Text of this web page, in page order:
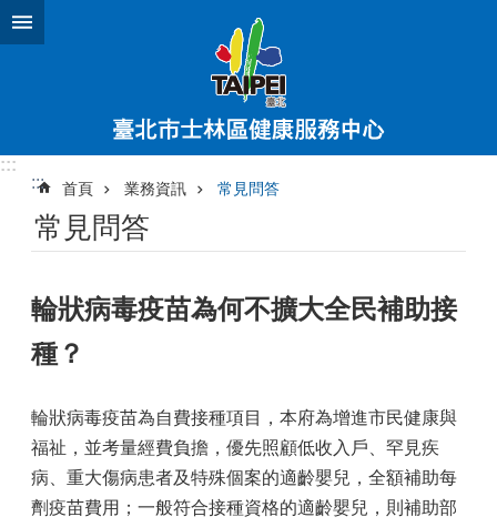
跳到主要內容區塊
:::
:::
首頁 業務資訊 常見問答
常見問答
輪狀病毒疫苗為何不擴大全民補助接
種？
輪狀病毒疫苗為自費接種項目，本府為增進市民健康與
福祉，並考量經費負擔，優先照顧低收入戶、罕見疾
病、重大傷病患者及特殊個案的適齡嬰兒，全額補助每
劑疫苗費用；一般符合接種資格的適齡嬰兒，則補助部